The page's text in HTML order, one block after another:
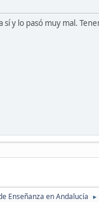
y lo pasó muy mal.
Enseñanza en Andalucía ►